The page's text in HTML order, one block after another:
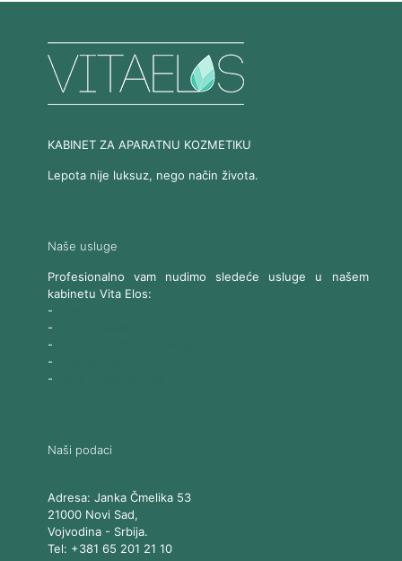
KABINET ZA APARATNU KOZMETIKU
Lepota nije luksuz, nego način života.
Naše usluge
Profesionalno vam nudimo sledeće usluge u našem
kabinetu Vita Elos:
-
-
-
-
-
Naši podaci
Adresa: Janka Čmelika 53
21000 Novi Sad,
Vojvodina- Srbija.
Tel: +381 65 201 21 10